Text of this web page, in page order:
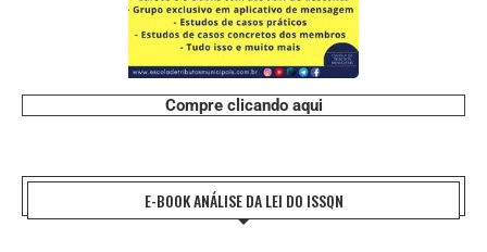
Compre clicando aqui
E-BOOK ANÁLISE DA LEI DO ISSQN